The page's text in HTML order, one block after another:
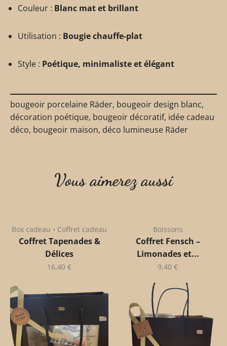
Couleur : Blanc mat et brillant
Utilisation : Bougie chauffe-plat
Style : Poétique, minimaliste et élégant
bougeoir porcelaine Räder, bougeoir design blanc,
décoration poétique, bougeoir décoratif, idée cadeau
déco, bougeoir maison, déco lumineuse Räder
Vous aimerez aussi
Box cadeau • Coffret cadeau
Coffret Tapenades &
Délices
16,40 €
Boissons
Coffret Fensch –
Limonades et...
9,40 €